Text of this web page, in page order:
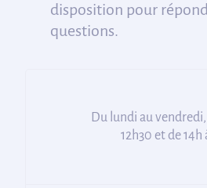
disposition pour
questions.
Du lundi au
12h30 et de 14h